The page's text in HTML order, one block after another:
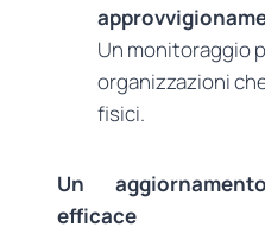
Un monitoraggio
organizzazioni
fisici.
Un
efficace